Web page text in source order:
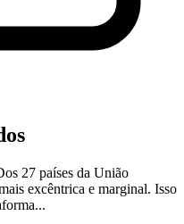
27 países da União
excêntrica e marginal. Isso